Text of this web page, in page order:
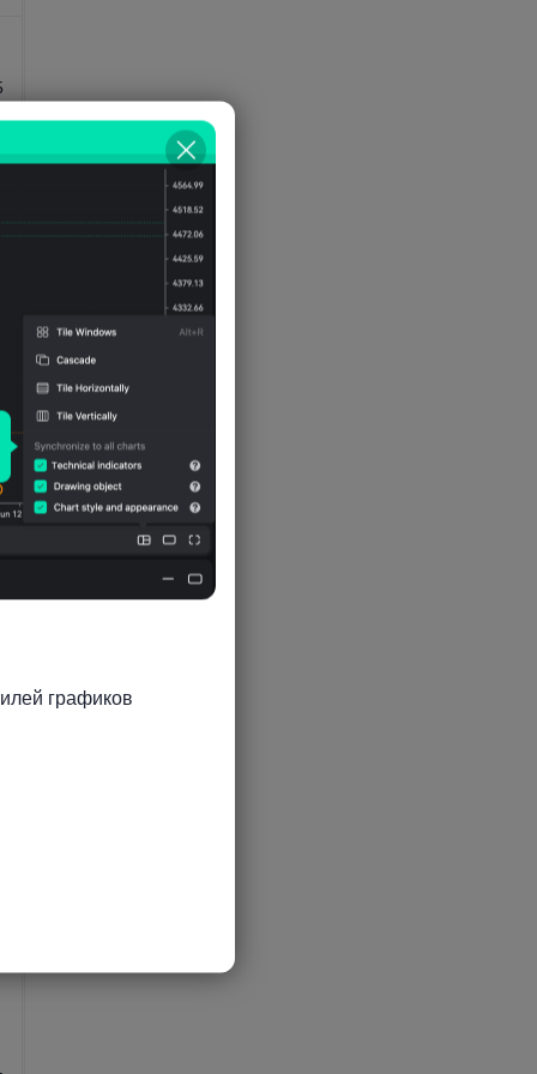
внутренний продукт-Расходы
частного потребления(долл.
США)
графиков